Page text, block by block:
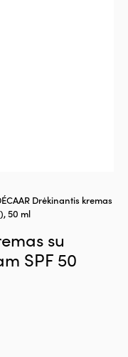
Drėkinantis kremas
50 ml
su
SPF 50